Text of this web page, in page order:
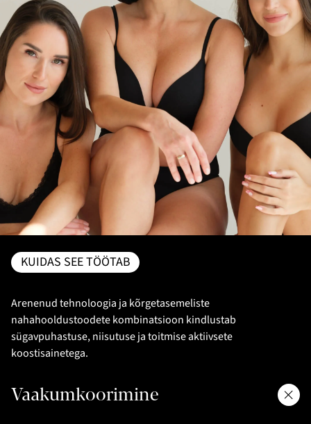
KUIDAS SEE TÖÖTAB
Arenenud tehnoloogia ja kõrgetasemeliste
nahahooldustoodete kombinatsioon kindlustab
sügavpuhastuse, niisutuse ja toitmise aktiivsete
koostisainetega.
Vaakumkoorimine